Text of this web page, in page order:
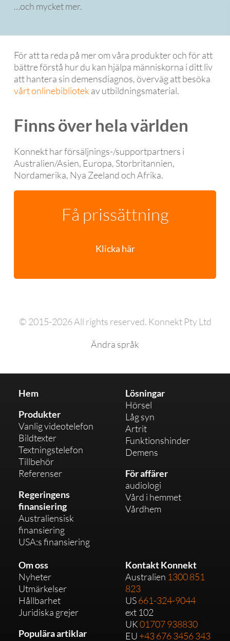
…och mycket mer.
För att ta reda på mer om våra produkter och för att
bättre förstå hur du kan hjälpa människorna i ditt liv
att hantera sin demensdiagnos, överväg att besöka
vårt onlinebibliotek av utbildningsmaterial.
Finns över hela världen
Konnekt har försäljnings-/supportpartners i
Australien/Asien, Europa, Storbritannien,
Nordamerika, Nya Zeeland och Afrika.
Få prissättning
Klicka här
© 2015-2026 All rights reserved. Konnekt Pty Ltd
Ändra språk
Hem
Produkter
Vanlig videotelefon
Bildtexter
Textningstelefon
Tillbehör
Referenser
Regeringens
finansiering
Australiensisk
finansiering
USA:s finansiering
Lösningar
Hörsel
Låg syn
Artrit
Funktionshinder
Demens
För affärer
audiologi
Vård i hemmet
Vårdhem
Om oss
Nyheter
Utmärkelser
Hållbarhet
Juridiska grejer
Populära artiklar
Kontakt Konnekt
Australien 1300 851
823
US661-324-9044
ext 102
UK01707 938830
EU +43 676 3456 343